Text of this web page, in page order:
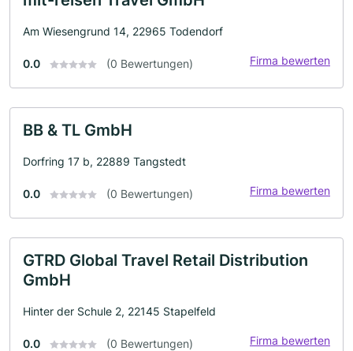
Am Wiesengrund 14, 22965 Todendorf
0.0 (0 Bewertungen) Firma bewerten
BB & TL GmbH
Dorfring 17 b, 22889 Tangstedt
0.0 (0 Bewertungen) Firma bewerten
GTRD Global Travel Retail Distribution
GmbH
Hinter der Schule 2, 22145 Stapelfeld
0.0 (0 Bewertungen) Firma bewerten